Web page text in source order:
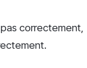
correctement,